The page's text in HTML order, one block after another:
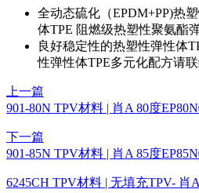
全动态硫化（EPDM+PP)热
体TPE 阻燃级热塑性聚氨酯
良好稳定性的热塑性弹性体
性弹性体TPE多元化配方请联
上一篇
901-80N TPV材料 | 肖A 80度
下一篇
901-85N TPV材料 | 肖A 85度
6245CH TPV材料 | 无填充TPV- 肖